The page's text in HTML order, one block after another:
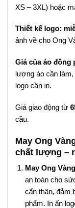
XS – 3XL) hoặc
Thiết kế logo:
ảnh về cho Ong
Giá của áo đồng
lượng áo cần
logo cần in.
Giá giao động từ
cầu.
May Ong
chất lượng –
May Ong Vàng
an toàn cho
cẩn thận, đảm
phẩm. In ấn